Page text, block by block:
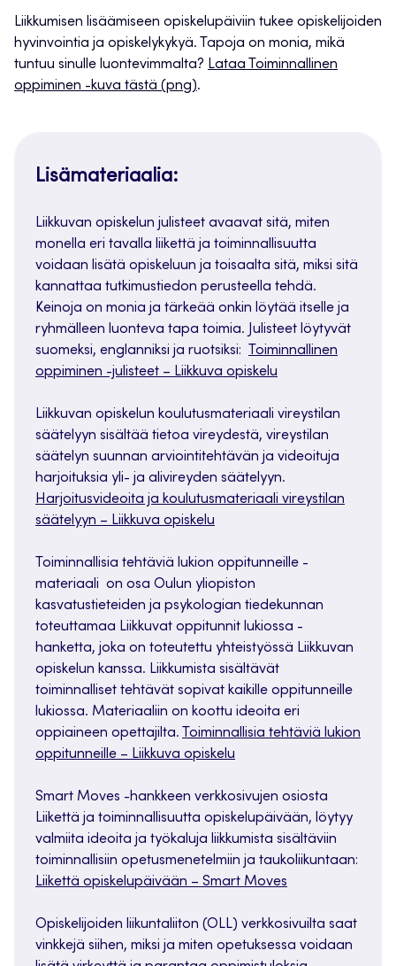
Liikkumisen lisäämiseen opiskelupäiviin tukee opiskelijoiden
hyvinvointia ja opiskelykykyä. Tapoja on monia, mikä
tuntuu sinulle luontevimmalta? Lataa Toiminnallinen
oppiminen -kuva tästä (png).
Lisämateriaalia:
Liikkuvan opiskelun julisteet avaavat sitä, miten
monella eri tavalla liikettä ja toiminnallisuutta
voidaan lisätä opiskeluun ja toisaalta sitä, miksi sitä
kannattaa tutkimustiedon perusteella tehdä.
Keinoja on monia ja tärkeää onkin löytää itselle ja
ryhmälleen luonteva tapa toimia. Julisteet löytyvät
suomeksi, englanniksi ja ruotsiksi:
Toiminnallinen
oppiminen -julisteet – Liikkuva opiskelu
Liikkuvan opiskelun koulutusmateriaali vireystilan
säätelyyn sisältää tietoa vireydestä, vireystilan
säätelyn suunnan arviointitehtävän ja videoituja
harjoituksia yli- ja alivireyden säätelyyn.
Harjoitusvideoita ja koulutusmateriaali vireystilan
säätelyyn – Liikkuva opiskelu
Toiminnallisia tehtäviä lukion oppitunneille -
materiaali on osa Oulun yliopiston
kasvatustieteiden ja psykologian tiedekunnan
toteuttamaa Liikkuvat oppitunnit lukiossa -
hanketta, joka on toteutettu yhteistyössä Liikkuvan
opiskelun kanssa. Liikkumista sisältävät
toiminnalliset tehtävät sopivat kaikille oppitunneille
lukiossa. Materiaaliin on koottu ideoita eri
oppiaineen opettajilta.
Toiminnallisia tehtäviä lukion
oppitunneille – Liikkuva opiskelu
Smart Moves -hankkeen verkkosivujen osiosta
Liikettä ja toiminnallisuutta opiskelupäivään, löytyy
valmiita ideoita ja työkaluja liikkumista sisältäviin
toiminnallisiin opetusmenetelmiin ja taukoliikuntaan:
Liikettä opiskelupäivään – Smart Moves
Opiskelijoiden liikuntaliiton (OLL) verkkosivuilta saat
vinkkejä siihen, miksi ja miten opetuksessa voidaan